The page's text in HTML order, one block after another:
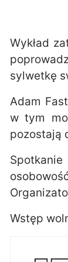
Wykład
sylwetkę
Adam
w tym
pozostają
Wstęp